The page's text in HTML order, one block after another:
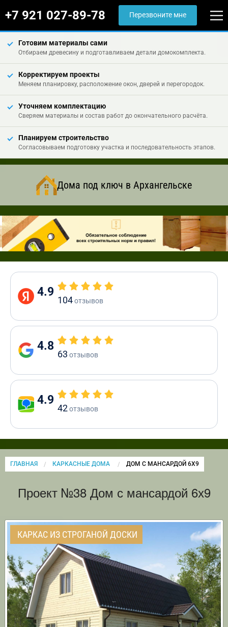
+7 921 027-89-78 Перезвоните мне
Готовим материалы сами
Отбираем древесину и подготавливаем детали домокомплекта.
Корректируем проекты
Меняем планировку, расположение окон, дверей и перегородок.
Уточняем комплектацию
Сверяем материалы и состав работ до окончательного расчёта.
Планируем строительство
Согласовываем подготовку участка и последовательность этапов.
Дома под ключ в Архангельске
4.9
104отзывов
4.8
63 отзывов
4.9
42отзывов
ГЛАВНАЯ КАРКАСНЫЕ ДОМА CURRENT:
ДОМ С МАНСАРДОЙ 6Х9
Проект №38 Дом с мансардой 6х9
КАРКАС ИЗ СТРОГАНОЙ ДОСКИ